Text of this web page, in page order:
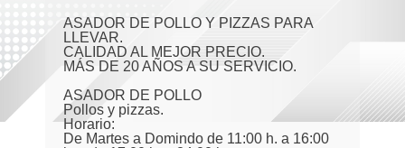
ASADOR DE POLLO Y PIZZAS PARA
LLEVAR.
CALIDAD AL MEJOR PRECIO.
MÁS DE 20 AÑOS A SU SERVICIO.
ASADOR DE POLLO
Pollos y pizzas.
Horario:
De Martes a Domindo de 11:00 h. a 16:00